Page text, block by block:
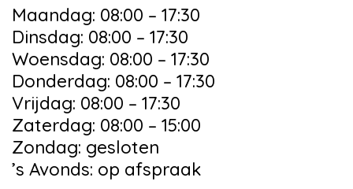
Maandag: 08:00 – 17:30
Dinsdag: 08:00 – 17:30
Woensdag: 08:00 – 17:30
Donderdag: 08:00 – 17:30
Vrijdag: 08:00 – 17:30
Zaterdag: 08:00 – 15:00
Zondag: gesloten
’s Avonds: op afspraak